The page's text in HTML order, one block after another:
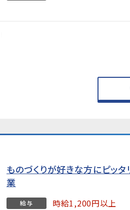
ものづくりが好きな方にピッ
業
給与 時給1,200円以上